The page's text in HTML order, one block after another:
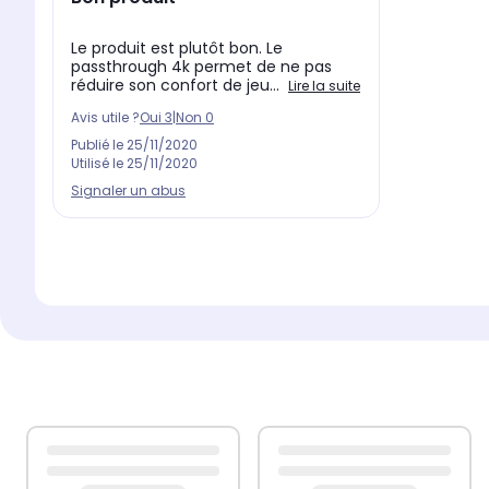
Le produit est plutôt bon. Le
passthrough 4k permet de ne pas
réduire son confort de jeu... Lire la suite
Avis utile ?Oui 3|Non 0
Publié le 25/11/2020
Utilisé le 25/11/2020
Signaler un abus